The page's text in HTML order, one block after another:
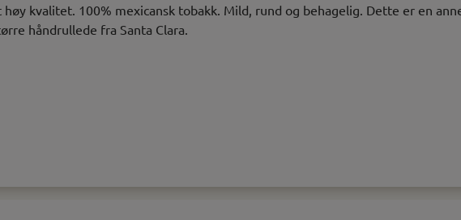
kvalitet. 100% mexicansk tobakk. Mild, rund og behagelig. Dette er en
håndrullede fra Santa Clara.